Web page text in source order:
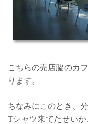
こちらの売店脇のカ
ります。
ちなみにこのとき、
Tシャツ来てたせい